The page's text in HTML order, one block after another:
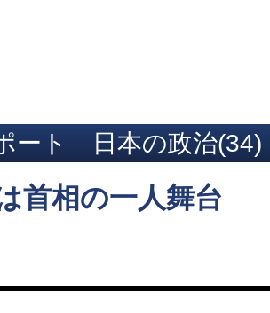
ート 日本の政治(34)
首相の一人舞台